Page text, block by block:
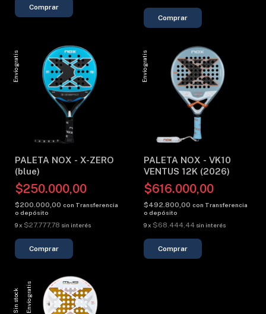
Envío gratis
PALETA NOX - X-ZERO
(blue)
$250.000,00
$200.000,00 con Transferencia
o depósito
9x $27.777,78 sin interés
Envío gratis
PALETA NOX - VK10
VENTUS 12K (2026)
$616.000,00
$492.800,00 con Transferencia
o depósito
9 x $68.444,44 sin interés
Sin stock Envío gratis